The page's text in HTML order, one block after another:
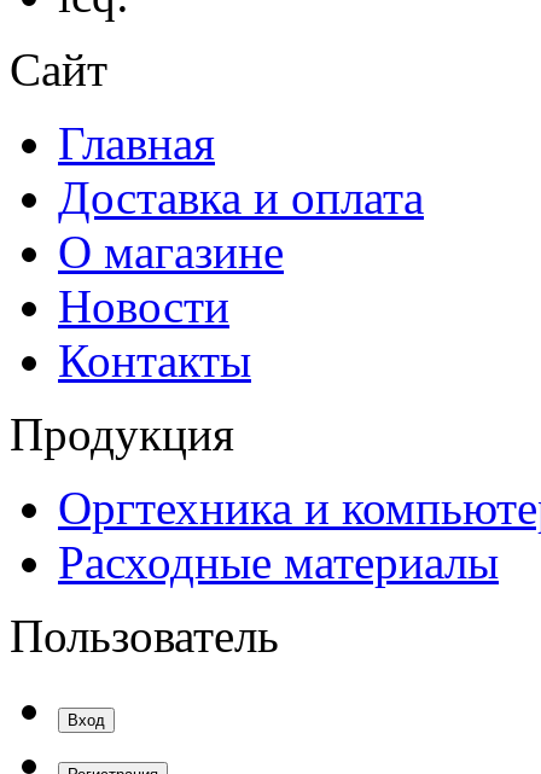
Сайт
Главная
Доставка и оплата
О магазине
Новости
Контакты
Продукция
Оргтехника и
Расходные материалы
Пользователь
Вход